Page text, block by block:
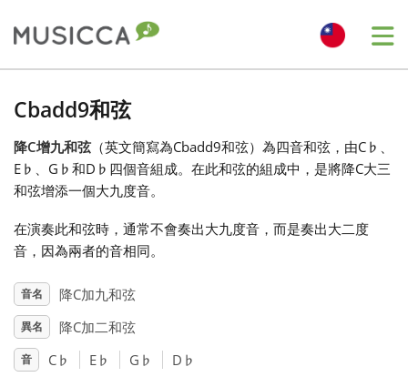
Български
English
Cbadd9和弦
降C增九和弦 （英文簡寫為Cbadd9和弦）為四音和弦，由C ♭ 、
E ♭ 、G ♭ 和D ♭ 四個音組成。在此和弦的組成中，是將降C大三
和弦增添一個大九度音。
在演奏此和弦時，通常不會奏出大九度音，而是奏出大二度
音，因為兩者的音相同。
音名 降C加九和弦
異名 降C加二和弦
音 C ♭ E ♭ G ♭ D ♭